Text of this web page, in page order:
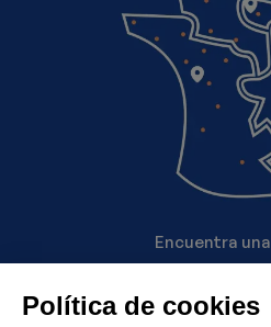
Encuentra